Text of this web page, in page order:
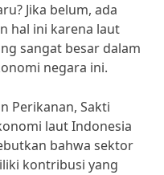
Jika belum, ada
hal ini karena laut
sangat besar dalam
negara ini.
Perikanan, Sakti
laut Indonesia
bahwa sektor
kontribusi yang